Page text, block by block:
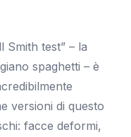
Smith test” – la
spaghetti – è
versioni di questo
facce deformi,